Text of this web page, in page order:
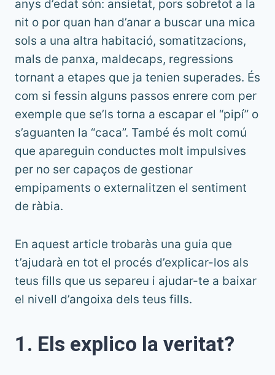
anys d’edat són: ansietat, pors sobretot a la
nit o por quan han d’anar a buscar una mica
sols a una altra habitació, somatitzacions,
mals de panxa, maldecaps, regressions
tornant a etapes que ja tenien superades. És
com si fessin alguns passos enrere com per
exemple que se’ls torna a escapar el “pipí” o
s’aguanten la “caca”. També és molt comú
que apareguin conductes molt impulsives
per no ser capaços de gestionar
empipaments o externalitzen el sentiment
de ràbia.
En aquest article trobaràs una guia que
t’ajudarà en tot el procés d’explicar-los als
teus fills que us separeu i ajudar-te a baixar
el nivell d’angoixa dels teus fills.
1. Els explico la veritat?